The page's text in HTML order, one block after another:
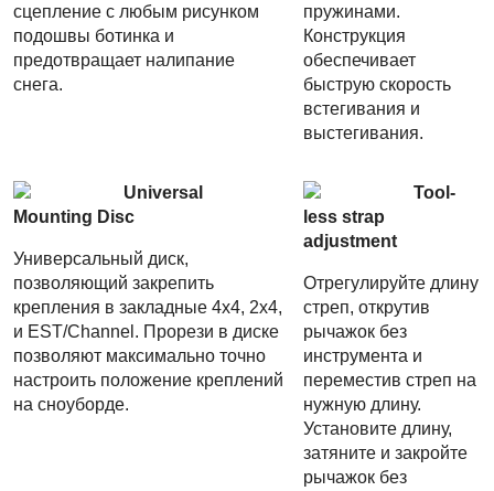
сцепление с любым рисунком
подошвы ботинка и
предотвращает налипание
снега.
пружинами.
Конструкция
обеспечивает
быструю скорость
встегивания и
выстегивания.
Universal
Mounting Disc
Универсальный диск,
позволяющий закрепить
крепления в закладные 4x4, 2x4,
и EST/Channel. Прорези в диске
позволяют максимально точно
настроить положение креплений
на сноуборде.
Tool-
less strap
adjustment
Отрегулируйте длину
стреп, открутив
рычажок без
инструмента и
переместив стреп на
нужную длину.
Установите длину,
затяните и закройте
рычажок без